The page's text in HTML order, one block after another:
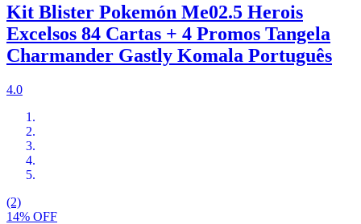
Kit Blister Pokemón Me02.5 Herois
Excelsos 84 Cartas + 4 Promos Tangela
Charmander Gastly Komala Português
4.0
(2)
14% OFF